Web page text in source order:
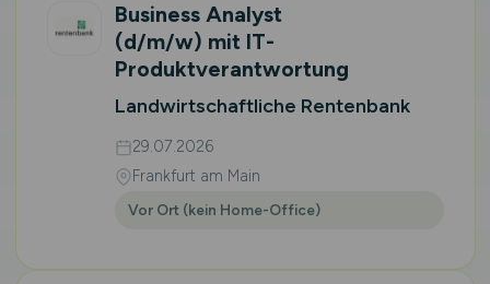
Business Analyst
(d/m/w) mit IT-
Produktverantwortung
Landwirtschaftliche Rentenbank
29.07.2026
Frankfurt am Main
Vor Ort (kein Home-Office)